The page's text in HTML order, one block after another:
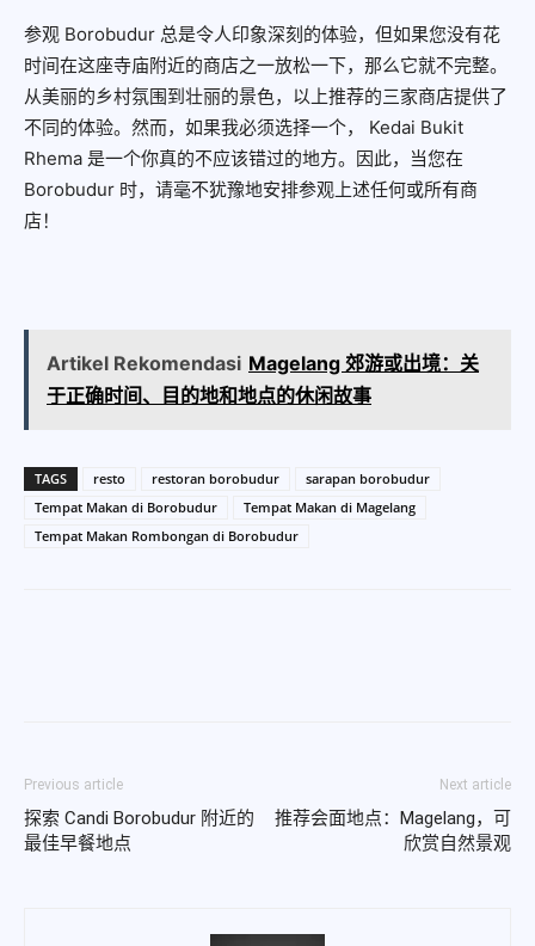
参观 Borobudur 总是令人印象深刻的体验，但如果您没有花
时间在这座寺庙附近的商店之一放松一下，那么它就不完整。
从美丽的乡村氛围到壮丽的景色，以上推荐的三家商店提供了
不同的体验。然而，如果我必须选择一个， Kedai Bukit
Rhema 是一个你真的不应该错过的地方。因此，当您在
Borobudur 时，请毫不犹豫地安排参观上述任何或所有商
店！
Artikel Rekomendasi Magelang 郊游或出境：关
于正确时间、目的地和地点的休闲故事
TAGS resto restoran borobudur
sarapan borobudur
Tempat Makan di Borobudur
Tempat Makan di Magelang
Tempat Makan Rombongan di Borobudur
Previous article
探索 Candi Borobudur 附近的
最佳早餐地点
Next article
推荐会面地点：Magelang，可
欣赏自然景观